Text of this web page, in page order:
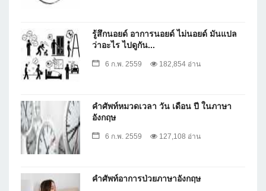
รู้สึกนอยด์ อาการนอยด์ ไม่นอยด์ มันแปล
ว่าอะไร ไปดูกัน...
6 ก.พ. 2559 182,854 อ่าน
คำศัพท์หมวดเวลา วัน เดือน ปี ในภาษา
อังกฤษ
6 ก.พ. 2559 127,108 อ่าน
คำศัพท์อาการป่วยภาษาอังกฤษ